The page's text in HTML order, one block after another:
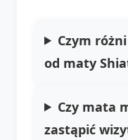
Czym
od maty
Czy mata
zastąpić